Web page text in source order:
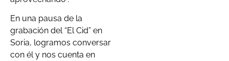
En una pausa de la
grabación del “El Cid” en
Soria, logramos conversar
con él y nos cuenta en